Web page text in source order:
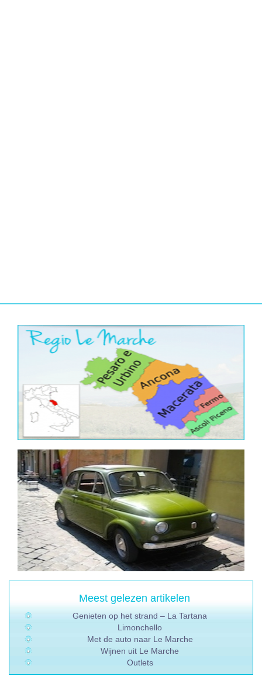
Meest gelezen artikelen
Genieten op het strand – La Tartana
Limonchello
Met de auto naar Le Marche
Wijnen uit Le Marche
Outlets